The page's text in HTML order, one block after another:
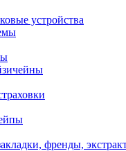
устройства
френды,